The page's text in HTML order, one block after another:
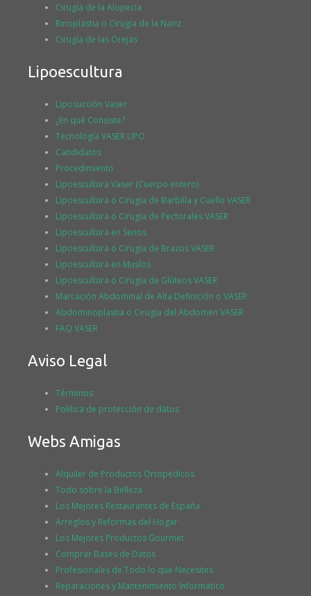
Cirugía de la Alopecia
Rinoplastia o Cirugía de la Nariz
Cirugía de las Orejas
Lipoescultura
Liposucción Vaser
¿En qué Consiste?
Tecnología VASER LIPO
Candidatos
Procedimiento
Lipoescultura Vaser (Cuerpo entero)
Lipoescultura o Cirugía de Barbilla y Cuello VASER
Lipoescultura o Cirugía de Pectorales VASER
Lipoescultura en Senos
Lipoescultura o Cirugía de Brazos VASER
Lipoescultura en Muslos
Lipoescultura o Cirugía de Glúteos VASER
Marcación Abdominal de Alta Definición o VASER
Abdominoplastia o Cirugía del Abdomen VASER
FAQ VASER
Aviso Legal
Términos
Política de protección de datos
Webs Amigas
Alquiler de Productos Ortopédicos
Todo sobre la Belleza
Los Mejores Restaurantes de España
Arreglos y Reformas del Hogar
Los Mejores Productos Gourmet
Comprar Bases de Datos
Profesionales de Todo lo que Necesites
Reparaciones y Mantenimiento Informático